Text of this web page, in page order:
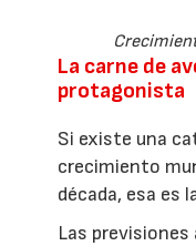
La carne de
protagonista
Si existe una
crecimiento
década, esa es
Las